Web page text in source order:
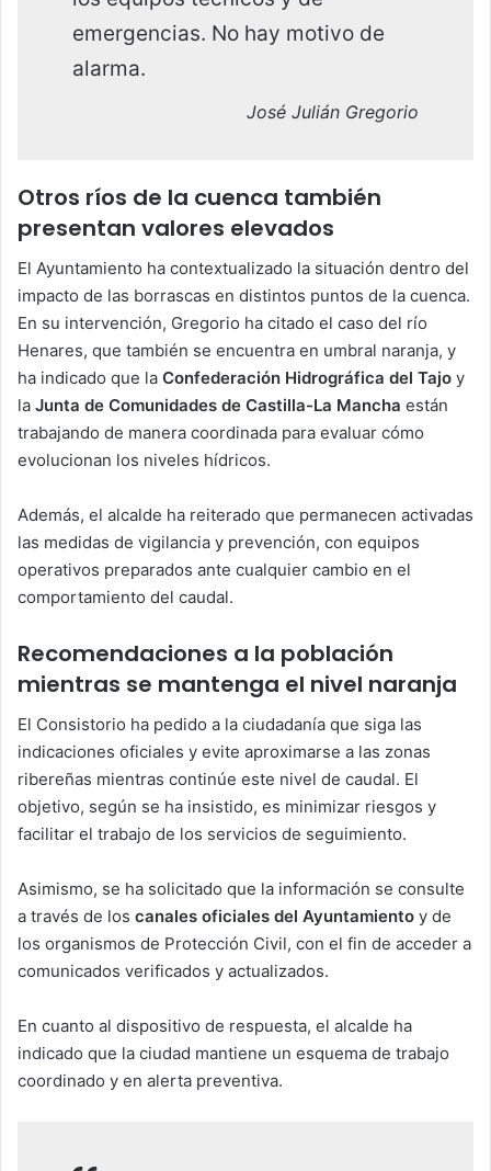
emergencias. No hay motivo de
alarma.
José Julián Gregorio
Otros ríos de la cuenca también
presentan valores elevados
El Ayuntamiento ha contextualizado la situación dentro del
impacto de las borrascas en distintos puntos de la cuenca.
En su intervención, Gregorio ha citado el caso del río
Henares, que también se encuentra en umbral naranja, y
ha indicado que la Confederación Hidrográfica del Tajo y
la Junta de Comunidades de Castilla-La Mancha están
trabajando de manera coordinada para evaluar cómo
evolucionan los niveles hídricos.
Además, el alcalde ha reiterado que permanecen activadas
las medidas de vigilancia y prevención, con equipos
operativos preparados ante cualquier cambio en el
comportamiento del caudal.
Recomendaciones a la población
mientras se mantenga el nivel naranja
El Consistorio ha pedido a la ciudadanía que siga las
indicaciones oficiales y evite aproximarse a las zonas
ribereñas mientras continúe este nivel de caudal. El
objetivo, según se ha insistido, es minimizar riesgos y
facilitar el trabajo de los servicios de seguimiento.
Asimismo, se ha solicitado que la información se consulte
a través de los canales oficiales del Ayuntamiento y de
los organismos de Protección Civil, con el fin de acceder a
comunicados verificados y actualizados.
En cuanto al dispositivo de respuesta, el alcalde ha
indicado que la ciudad mantiene un esquema de trabajo
coordinado y en alerta preventiva.